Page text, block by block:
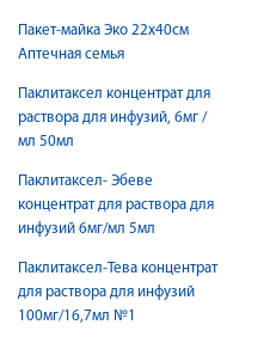
Пакет-майка Эко 22х40см
Аптечная семья
Паклитаксел концентрат для
раствора для инфузий, 6мг /
мл 50мл
Паклитаксел- Эбеве
концентрат для раствора для
инфузий 6мг/мл 5мл
Паклитаксел-Тева концентрат
для раствора для инфузий
100мг/16,7мл №1